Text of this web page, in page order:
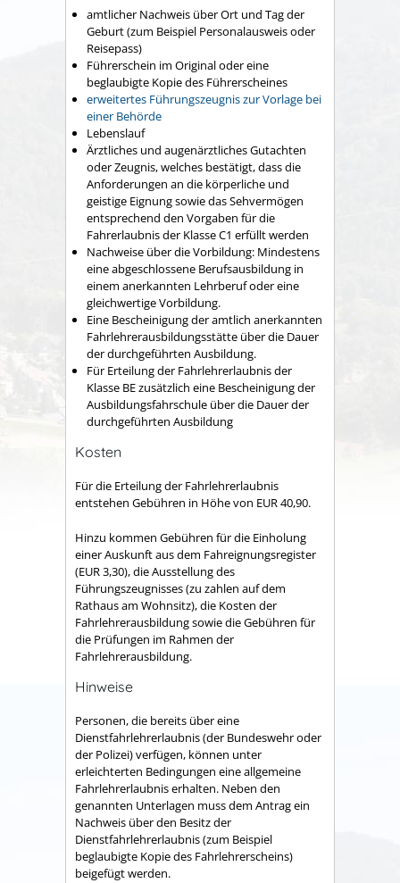
amtlicher Nachweis über Ort und Tag der
Geburt (zum Beispiel Personalausweis oder
Reisepass)
Führerschein im Originaloder eine
beglaubigte Kopie des Führerscheines
erweitertes Führungszeugnis zur Vorlage bei
einer Behörde
Lebenslauf
Ärztliches und augenärztlichesGutachten
oderZeugnis, welches bestätigt, dass die
Anforderungen an die körperliche und
geistige Eignung sowie das Sehvermögen
entsprechend den Vorgaben für die
Fahrerlaubnis der Klasse C1 erfüllt werden
Nachweise über die Vorbildung: Mindestens
eine abgeschlossene Berufsausbildung in
einem anerkannten Lehrberufoder eine
gleichwertige Vorbildung.
Eine Bescheinigung der amtlich anerkannten
Fahrlehrerausbildungsstätte über die Dauer
der durchgeführten Ausbildung.
Für Erteilung der Fahrlehrerlaubnis der
Klasse BE zusätzlich eine Bescheinigung der
Ausbildungsfahrschule über die Dauer der
durchgeführten Ausbildung
Kosten
Für die Erteilung der Fahrlehrerlaubnis
entstehen Gebühren in Höhe von EUR 40,90.
Hinzu kommen Gebühren für die Einholung
einer Auskunft aus dem Fahreignungsregister
(EUR 3,30), die Ausstellung des
Führungszeugnisses (zu zahlen auf dem
Rathaus am Wohnsitz), die Kosten der
Fahrlehrerausbildung sowie die Gebühren für
die Prüfungen im Rahmen der
Fahrlehrerausbildung.
Hinweise
Personen, die bereits über eine
Dienstfahrlehrerlaubnis (der Bundeswehr oder
der Polizei) verfügen, können unter
erleichterten Bedingungen eine allgemeine
Fahrlehrerlaubnis erhalten. Neben den
genannten Unterlagen mussdem Antragein
Nachweis über den Besitz der
Dienstfahrlehrerlaubnis (zum Beispiel
beglaubigte Kopie des Fahrlehrerscheins)
beigefügt werden.